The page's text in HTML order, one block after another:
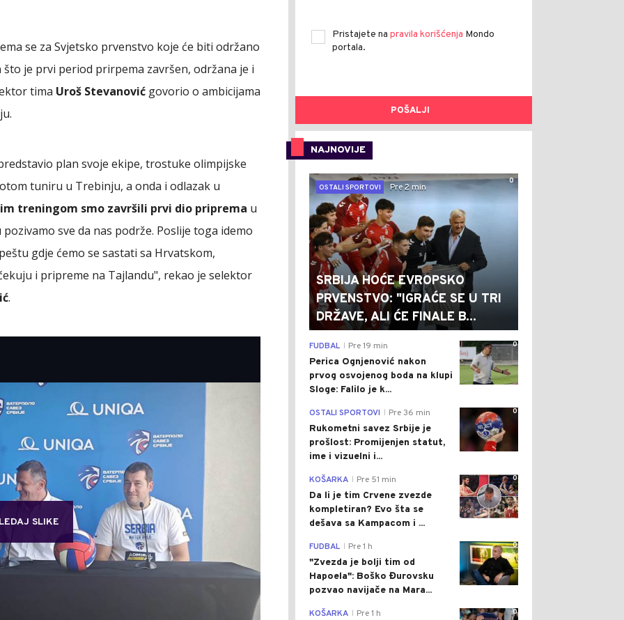
se za Svjetsko prvenstvo koje će biti održano
je prvi period prirpema završen, održana je i
tima Uroš Stevanović govorio o ambicijama
plan svoje ekipe, trostuke olimpijske
tuniru u Trebinju, a onda i odlazak u
treningom smo završili prvi dio priprema u
sve da nas podrže. Poslije toga idemo
gdje ćemo se sastati sa Hrvatskom,
i pripreme na Tajlandu", rekao je selektor
.
SLIKE
Pristajete na pravila korišćenja Mondo
portala.
POŠALJI
NAJNOVIJE
0
OSTALI SPORTOVI
Pre 2 min
SRBIJA HOĆE EVROPSKO
PRVENSTVO: "IGRAĆE SE U TRI
DRŽAVE, ALI ĆE FINALE B...
0
FUDBAL Pre 19 min
Perica Ognjenović nakon
prvog osvojenog boda na klupi
Sloge: Falilo je k...
0
OSTALI SPORTOVI Pre 36 min
Rukometni savez Srbije je
prošlost: Promijenjen statut,
ime i vizuelni i...
0
KOŠARKA Pre 51 min
Da li je tim Crvene zvezde
kompletiran? Evo šta se
dešava sa Kampacom i ...
0
FUDBAL Pre 1 h
"Zvezda je bolji tim od
Hapoela": Boško Đurovsku
pozvao navijače na Mara...
0
KOŠARKA Pre 1 h